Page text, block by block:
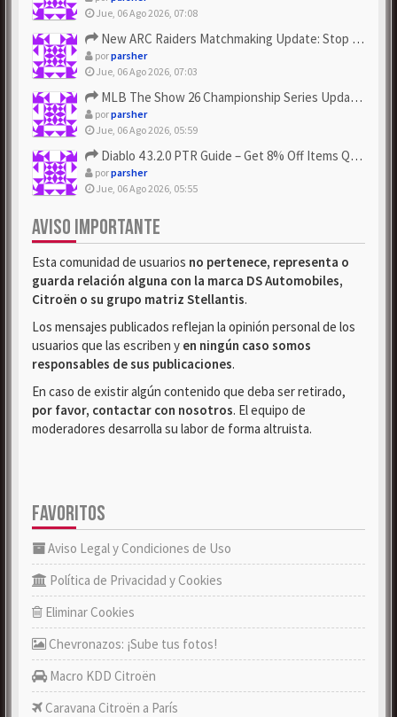
Jue, 06 Ago 2026, 07:08
New ARC Raiders Matchmaking Update: Stop Failed - Grab Bluep...
porparsher
Jue, 06 Ago 2026, 07:03
MLB The Show 26 Championship Series Update! Get Cheap & ...
porparsher
Jue, 06 Ago 2026, 05:59
Diablo 4 3.2.0 PTR Guide – Get 8% Off Items Quickly to Test ...
porparsher
Jue, 06 Ago 2026, 05:55
AVISO IMPORTANTE
Esta comunidad de usuarios no pertenece, representa o
guarda relación alguna con la marca DS Automobiles,
Citroën o su grupo matriz Stellantis.
Los mensajes publicados reflejan la opinión personal de los
usuarios que las escriben y en ningún caso somos
responsables de sus publicaciones.
En caso de existir algún contenido que deba ser retirado,
por favor, contactar con nosotros. El equipo de
moderadores desarrolla su labor de forma altruista.
FAVORITOS
Aviso Legal y Condiciones de Uso
Política de Privacidad y Cookies
Eliminar Cookies
Chevronazos: ¡Sube tus fotos!
Macro KDD Citroën
Caravana Citroën a París